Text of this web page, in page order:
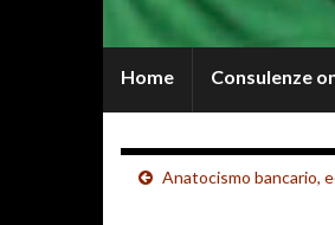
Home Consulenze
Anatocismo bancario,